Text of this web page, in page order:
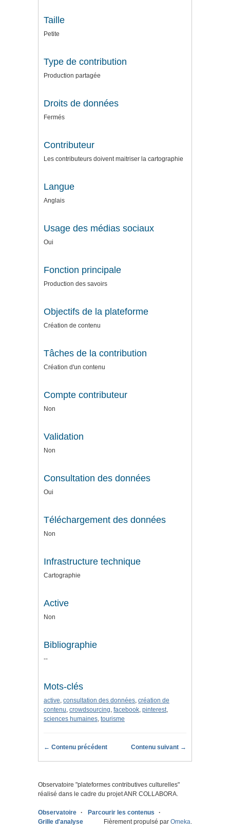
Taille
Petite
Type de contribution
Production partagée
Droits de données
Fermés
Contributeur
Les contributeurs doivent maitriser la cartographie
Langue
Anglais
Usage des médias sociaux
Oui
Fonction principale
Production des savoirs
Objectifs de la plateforme
Création de contenu
Tâches de la contribution
Création d'un contenu
Compte contributeur
Non
Validation
Non
Consultation des données
Oui
Téléchargement des données
Non
Infrastructure technique
Cartographie
Active
Non
Bibliographie
--
Mots-clés
active, consultation des données, création de
contenu, crowdsourcing, facebook, pinterest,
sciences humaines, tourisme
← Contenu précédent Contenu suivant →
Observatoire "plateformes contributives culturelles"
réalisé dans le cadre du projet ANR COLLABORA.
Observatoire
Parcourir les contenus
Grille d'analyse
Fièrement propulsé par Omeka.